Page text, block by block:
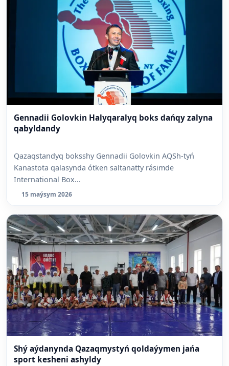
Gennadii Golovkin Halyqaralyq boks dańqy zalyna
qabyldandy
Qazaqstandyq boksshy Gennadii Golovkin AQSh-tyń
Kanastota qalasynda ótken saltanatty rásimde
International Box...
15 maýsym 2026
Shý aýdanynda Qazaqmystyń qoldaýymen jańa
sport kesheni ashyldy